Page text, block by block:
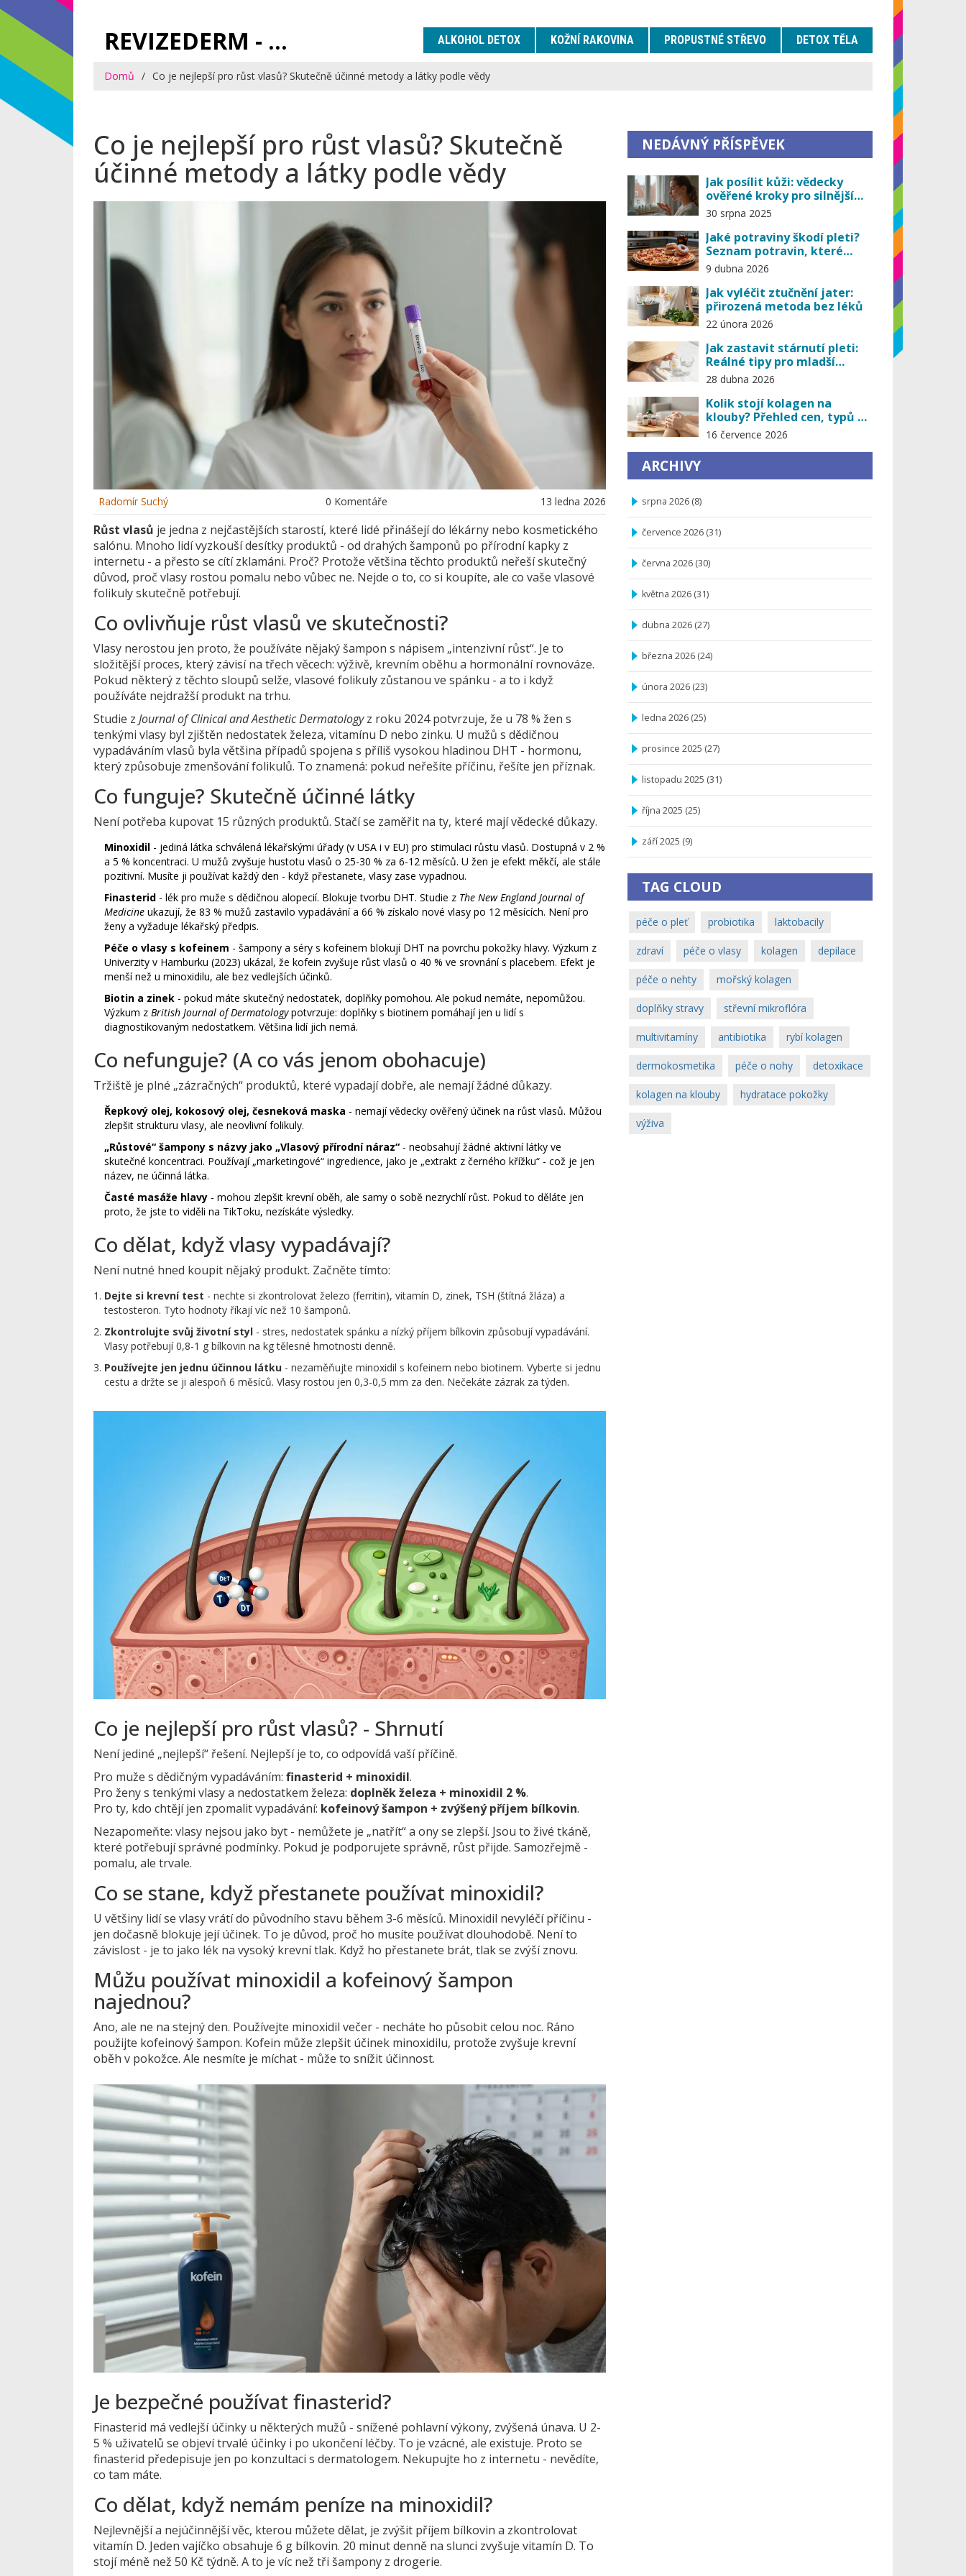
REVIZEDERM - PÉČE O KŮŽI A KOSMETIKA ALKOHOL DETOX KOŽNÍ RAKOVINA PROPUSTNÉ STŘEVO DETOX TĚLA
Domů Co je nejlepší pro růst vlasů? Skutečně účinné metody a látky podle vědy
Co je nejlepší pro růst vlasů? Skutečně
účinné metody a látky podle vědy
Radomír Suchý 0 Komentáře 13 ledna 2026
Růst vlasů je jedna z nejčastějších starostí, které lidé přinášejí do lékárny nebo kosmetického
salónu. Mnoho lidí vyzkouší desítky produktů - od drahých šamponů po přírodní kapky z
internetu - a přesto se cítí zklamáni. Proč? Protože většina těchto produktů neřeší skutečný
důvod, proč vlasy rostou pomalu nebo vůbec ne. Nejde o to, co si koupíte, ale co vaše vlasové
folikuly skutečně potřebují.
Co ovlivňuje růst vlasů ve skutečnosti?
Vlasy nerostou jen proto, že používáte nějaký šampon s nápisem „intenzivní růst“. Je to
složitější proces, který závisí na třech věcech: výživě, krevním oběhu a hormonální rovnováze.
Pokud některý z těchto sloupů selže, vlasové folikuly zůstanou ve spánku - a to i když
používáte nejdražší produkt na trhu.
Studie z Journal of Clinical and Aesthetic Dermatologyz roku 2024 potvrzuje, že u 78 % žen s
tenkými vlasy byl zjištěn nedostatek železa, vitamínu D nebo zinku. U mužů s dědičnou
vypadáváním vlasů byla většina případů spojena s příliš vysokou hladinou DHT - hormonu,
který způsobuje zmenšování folikulů. To znamená: pokud neřešíte příčinu, řešíte jen příznak.
Co funguje? Skutečně účinné látky
Není potřeba kupovat 15 různých produktů. Stačí se zaměřit na ty, které mají vědecké důkazy.
Minoxidil - jediná látka schválená lékařskými úřady (v USA i v EU) pro stimulaci růstu vlasů. Dostupná v 2 %
a 5 % koncentraci. U mužů zvyšuje hustotu vlasů o 25-30 % za 6-12 měsíců. U žen je efekt měkčí, ale stále
pozitivní. Musíte ji používat každý den - když přestanete, vlasy zase vypadnou.
Finasterid - lék pro muže s dědičnou alopecií. Blokuje tvorbu DHT. Studie z The New England Journal of
Medicine ukazují, že 83 % mužů zastavilo vypadávání a 66 % získalo nové vlasy po 12 měsících. Není pro
ženy a vyžaduje lékařský předpis.
Péče o vlasy s kofeinem - šampony a séry s kofeinem blokují DHT na povrchu pokožky hlavy. Výzkum z
Univerzity v Hamburku (2023) ukázal, že kofein zvyšuje růst vlasů o 40 % ve srovnání s placebem. Efekt je
menší než u minoxidilu, ale bez vedlejších účinků.
Biotin a zinek - pokud máte skutečný nedostatek, doplňky pomohou. Ale pokud nemáte, nepomůžou.
Výzkum z British Journal of Dermatologypotvrzuje: doplňky s biotinem pomáhají jen u lidí s
diagnostikovaným nedostatkem. Většina lidí jich nemá.
Co nefunguje? (A co vás jenom obohacuje)
Tržiště je plné „zázračných“ produktů, které vypadají dobře, ale nemají žádné důkazy.
Řepkový olej, kokosový olej, česneková maska - nemají vědecky ověřený účinek na růst vlasů. Můžou
zlepšit strukturu vlasy, ale neovlivní folikuly.
„Růstové“ šampony s názvy jako „Vlasový přírodní náraz“ - neobsahují žádné aktivní látky ve
skutečné koncentraci. Používají „marketingové“ ingredience, jako je „extrakt z černého křížku“ - což je jen
název, ne účinná látka.
Časté masáže hlavy - mohou zlepšit krevní oběh, ale samy o sobě nezrychlí růst. Pokud to děláte jen
proto, že jste to viděli na TikToku, nezískáte výsledky.
Co dělat, když vlasy vypadávají?
Není nutné hned koupit nějaký produkt. Začněte tímto:
Dejte si krevní test - nechte si zkontrolovat železo (ferritin), vitamín D, zinek, TSH (štítná žláza) a
testosteron. Tyto hodnoty říkají víc než 10 šamponů.
Zkontrolujte svůj životní styl - stres, nedostatek spánku a nízký příjem bílkovin způsobují vypadávání.
Vlasy potřebují 0,8-1 g bílkovin na kg tělesné hmotnosti denně.
Používejte jen jednu účinnou látku - nezaměňujte minoxidil s kofeinem nebo biotinem. Vyberte si jednu
cestu a držte se ji alespoň 6 měsíců. Vlasy rostou jen 0,3-0,5 mm za den. Nečekáte zázrak za týden.
Co je nejlepší pro růst vlasů? - Shrnutí
Není jediné „nejlepší“ řešení. Nejlepší je to, co odpovídá vaší příčině.
Pro muže s dědičným vypadáváním: finasterid + minoxidil.
Pro ženy s tenkými vlasy a nedostatkem železa: doplněk železa + minoxidil 2 %.
Pro ty, kdo chtějí jen zpomalit vypadávání: kofeinový šampon + zvýšený příjem bílkovin.
Nezapomeňte: vlasy nejsou jako byt - nemůžete je „natřít“ a ony se zlepší. Jsou to živé tkáně,
které potřebují správné podmínky. Pokud je podporujete správně, růst přijde. Samozřejmě -
pomalu, ale trvale.
Co se stane, když přestanete používat minoxidil?
U většiny lidí se vlasy vrátí do původního stavu během 3-6 měsíců. Minoxidil nevyléčí příčinu -
jen dočasně blokuje její účinek. To je důvod, proč ho musíte používat dlouhodobě. Není to
závislost - je to jako lék na vysoký krevní tlak. Když ho přestanete brát, tlak se zvýší znovu.
Můžu používat minoxidil a kofeinový šampon
najednou?
Ano, ale ne na stejný den. Používejte minoxidil večer - necháte ho působit celou noc. Ráno
použijte kofeinový šampon. Kofein může zlepšit účinek minoxidilu, protože zvyšuje krevní
oběh v pokožce. Ale nesmíte je míchat - může to snížit účinnost.
Je bezpečné používat finasterid?
Finasterid má vedlejší účinky u některých mužů - snížené pohlavní výkony, zvýšená únava. U 2-
5 % uživatelů se objeví trvalé účinky i po ukončení léčby. To je vzácné, ale existuje. Proto se
finasterid předepisuje jen po konzultaci s dermatologem. Nekupujte ho z internetu - nevědíte,
co tam máte.
Co dělat, když nemám peníze na minoxidil?
Nejlevnější a nejúčinnější věc, kterou můžete dělat, je zvýšit příjem bílkovin a zkontrolovat
vitamín D. Jeden vajíčko obsahuje 6 g bílkovin. 20 minut denně na slunci zvyšuje vitamín D. To
stojí méně než 50 Kč týdně. A to je víc než tři šampony z drogerie.
NEDÁVNÝ PŘÍSPĚVEK
Jak posílit kůži: vědecky
ověřené kroky pro silnější
kožní bariéru (2025)
30 srpna 2025
Jaké potraviny škodí pleti?
Seznam potravin, které
vyvolávají akné a vršky
9 dubna 2026
Jak vyléčit ztučnění jater:
přirozená metoda bez léků
22 února 2026
Jak zastavit stárnutí pleti:
Reálné tipy pro mladší
vzhled
28 dubna 2026
Kolik stojí kolagen na
klouby? Přehled cen, typů a
tipů pro úsporu v roce 2026
16 července 2026
ARCHIVY
srpna 2026 (8)
července 2026 (31)
června 2026 (30)
května 2026 (31)
dubna 2026 (27)
března 2026 (24)
února 2026 (23)
ledna 2026 (25)
prosince 2025 (27)
listopadu 2025 (31)
října 2025 (25)
září 2025 (9)
TAG CLOUD
péče o pleť probiotika laktobacily
zdraví péče o vlasy kolagen depilace
péče o nehty mořský kolagen
doplňky stravy střevní mikroflóra
multivitamíny antibiotika rybí kolagen
dermokosmetika péče o nohy detoxikace
kolagen na klouby hydratace pokožky
výživa